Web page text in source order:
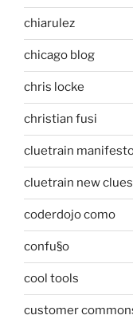
chiarulez
chicago blog
chris locke
christian fusi
cluetrain
cluetrain new clues
coderdojo como
confu§o
cool tools
customer